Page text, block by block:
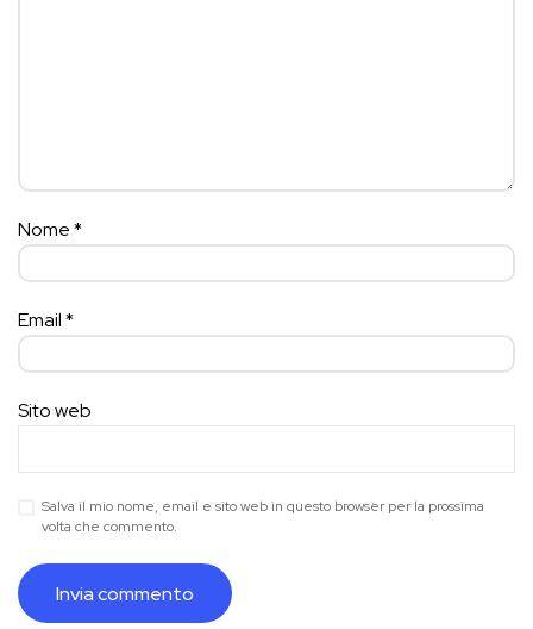
Nome*
Email*
Sito web
Salva il mio nome, email e sito web in questo browser per la prossima
volta che commento.